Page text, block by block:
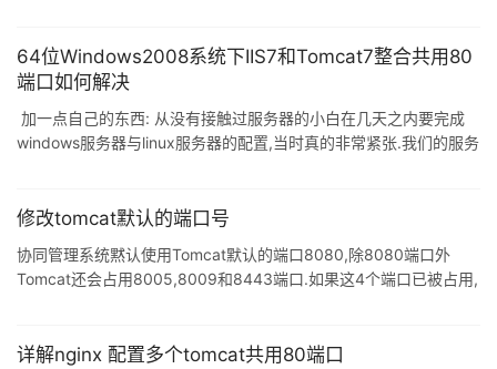
64位Windows2008系统下IIS7和Tomcat7整合共用80
端口如何解决
加一点自己的东西: 从没有接触过服务器的小白在几天之内要完成
windows服务器与linux服务器的配置,当时真的非常紧张.我们的服务
端口号的 比如一般测试是使用的8080端口访问时需要输入 http://
和写法看自己的设定 此处只说明端口的问题).更让人无语的是服务
器上另一个项目不是java
修改tomcat默认的端口号
协同管理系统黙认使用Tomcat默认的端口8080,除8080端口外
Tomcat还会占用8005,8009和8443端口.如果这4个端口已被占用,
装目录\tomcat\conf\server.xml"(可以用记事本打开) 查找
详解nginx 配置多个tomcat共用80端口